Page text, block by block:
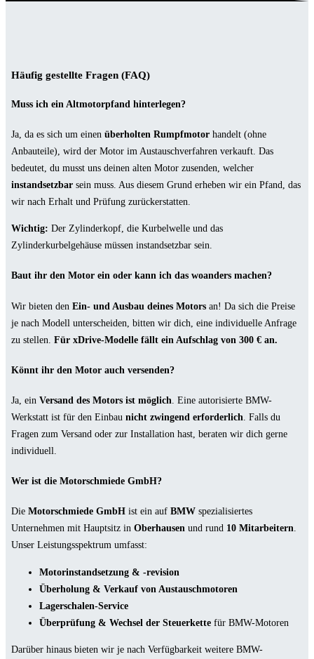
Häufig gestellte Fragen (FAQ)
Muss ich ein Altmotorpfand hinterlegen?
Ja, da es sich um einen überholten Rumpfmotor handelt (ohne
Anbauteile), wird der Motor im Austauschverfahren verkauft. Das
bedeutet, du musst uns deinen alten Motor zusenden, welcher
instandsetzbar sein muss. Aus diesem Grund erheben wir ein Pfand, das
wir nach Erhalt und Prüfung zurückerstatten.
Wichtig: Der Zylinderkopf, die Kurbelwelle und das
Zylinderkurbelgehäuse müssen instandsetzbar sein.
Baut ihr den Motor ein oder kann ich das woanders machen?
Wir bieten den Ein- und Ausbau deines Motors an! Da sich die Preise
je nach Modell unterscheiden, bitten wir dich, eine individuelle Anfrage
zu stellen. Für xDrive-Modelle fällt ein Aufschlag von 300 € an.
Könnt ihr den Motor auch versenden?
Ja, ein Versand des Motors ist möglich . Eine autorisierte BMW-
Werkstatt ist für den Einbau nicht zwingend erforderlich . Falls du
Fragen zum Versand oder zur Installation hast, beraten wir dich gerne
individuell.
Wer ist die Motorschmiede GmbH?
Die Motorschmiede GmbH ist ein auf BMW spezialisiertes
Unternehmen mit Hauptsitz in Oberhausen und rund 10 Mitarbeitern.
Unser Leistungsspektrum umfasst:
Motorinstandsetzung & -revision
Überholung & Verkauf von Austauschmotoren
Lagerschalen-Service
Überprüfung & Wechsel der Steuerkette für BMW-Motoren
Darüber hinaus bieten wir je nach Verfügbarkeit weitere BMW-